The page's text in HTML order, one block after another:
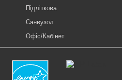
Підліткова
Санвузол
Офіс/Кабінет